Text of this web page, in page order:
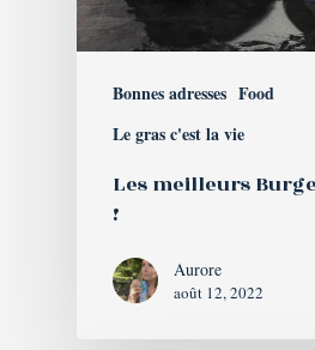
Bonnes adresses Food
Le gras c'est la vie
Les meilleurs
!
Aurore
août 12, 2022